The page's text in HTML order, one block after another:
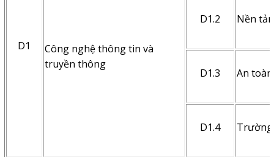
D1
Công nghệ thông tin và
truyền thông
D1.2 Nền
D1.3 An
D1.4